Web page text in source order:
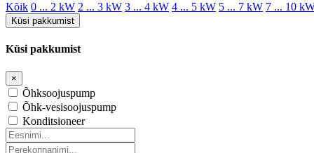
Kõik 0 ... 2 kW 2 ... 3 kW 3 ... 4 kW 4 ... 5 kW 5 ... 7 kW 7 ... 10
Küsi pakkumist
Küsi pakkumist
×
Õhksoojuspump
Õhk-vesisoojuspump
Konditsioneer